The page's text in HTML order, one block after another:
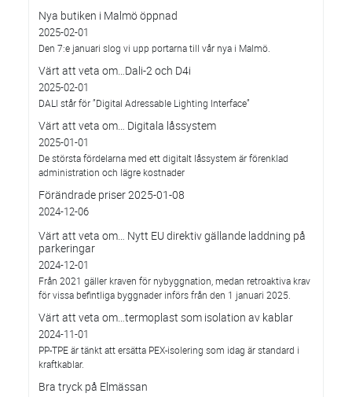
Nya butiken i Malmö öppnad
2025-02-01
Den 7:e januari slog vi upp portarna till vår nya i Malmö.
Värt att veta om…Dali-2 och D4i
2025-02-01
DALI står för ”Digital Adressable Lighting Interface”
Värt att veta om… Digitala låssystem
2025-01-01
De största fördelarna med ett digitalt låssystem är förenklad
administration och lägre kostnader
Förändrade priser 2025-01-08
2024-12-06
Värt att veta om… Nytt EU direktiv gällande laddning på
parkeringar
2024-12-01
Från 2021 gäller kraven för nybyggnation, medan retroaktiva krav
för vissa befintliga byggnader införs från den 1 januari 2025.
Värt att veta om…termoplast som isolation av kablar
2024-11-01
PP-TPE är tänkt att ersätta PEX-isolering som idag är standard i
kraftkablar.
Bra tryck på Elmässan